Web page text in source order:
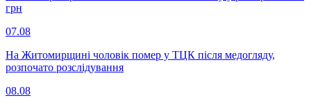
грн
07.08
На Житомирщині чоловік помер у ТЦК після медогляду,
розпочато розслідування
08.08